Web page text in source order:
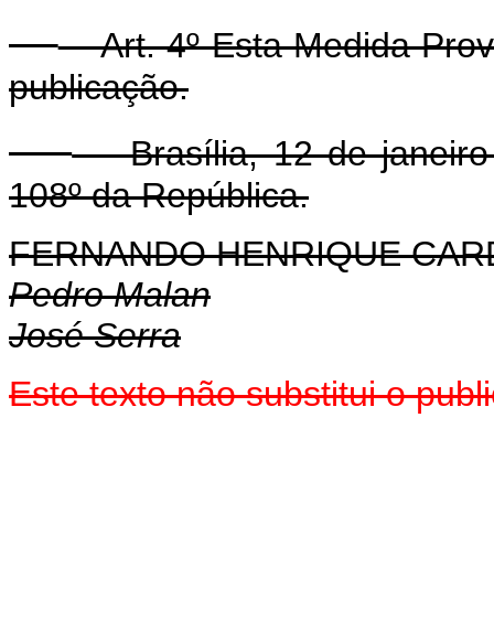
Art. 4º Esta Medida
publicação.
Brasília, 12 de janeiro
108º da República.
FERNANDO HENRIQUE
Pedro Malan
José Serra
Este texto não substitui o